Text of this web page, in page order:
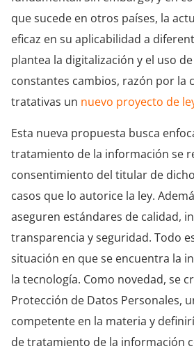
que sucede en otros países, la
eficaz en su aplicabilidad a
plantea la digitalización y el uso
constantes cambios, razón por la
tratativas un nuevo proyecto de
Esta nueva propuesta busca
tratamiento de la información se
consentimiento del titular de
casos que lo autorice la ley.
aseguren estándares de calidad,
transparencia y seguridad. Todo
situación en que se encuentra la
la tecnología. Como novedad, se
Protección de Datos Personales,
competente en la materia y
de tratamiento de la información